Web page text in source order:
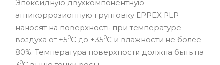
Эпоксидную двухкомпонентную
антикоррозионную грунтовку EPPEX PLP
наносят на поверхность при температуре
воздуха от +50С до +350С и влажности не более
80%. Температура поверхности должна быть на
0